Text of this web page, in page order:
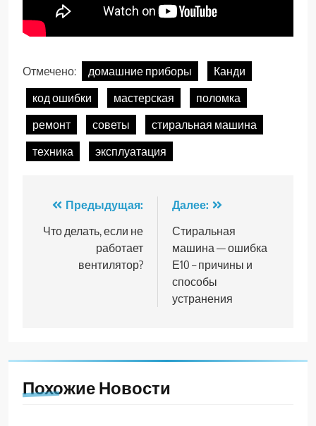
Отмечено: домашние приборы
Канди
код ошибки
мастерская
поломка
ремонт
советы
стиральная машина
техника
эксплуатация
Навигация
по
записям
Предыдущая:
Что делать, если не
работает
вентилятор?
Далее:
Стиральная
машина — ошибка
Е10 – причины и
способы
устранения
Похожие Новости